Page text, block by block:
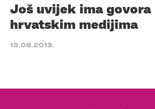
Još uvijek ima govora
hrvatskim medijima
13.08.2013.